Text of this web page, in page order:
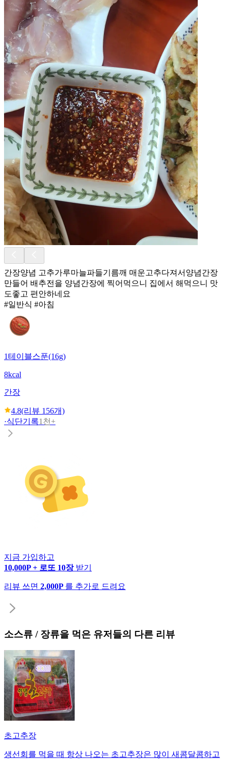
간장양념 고추가루마늘파들기름깨 매운고추다져서양념간장
만들어 배추전을 양념간장에 찍어먹으니 집에서 해먹으니 맛
도좋고 편안하네요
#일반식 #아침
1테이블스푼(16g)
8kcal
간장
4.8(리뷰 156개)
·식단기록1천+
지금 가입하고
10,000P + 로또 10장 받기
리뷰 쓰면 2,000P 를 추가로 드려요
소스류 / 장류을 먹은 유저들의 다른 리뷰
초고추장
생선회를 먹을 때 항상 나오는 초고추장은 많이 새콤달콤하고